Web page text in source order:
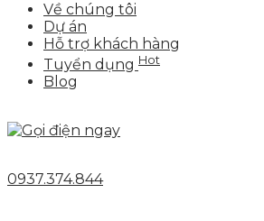
Về chúng tôi
Dự án
Hỗ trợ khách hàng
Tuyển dụng Hot
Blog
0937.374.844